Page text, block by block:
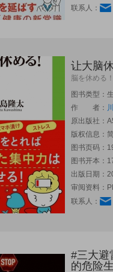
联系人：
让大脑
脳を休める！
图书类型：
作 者：
原出版社：
版权信息：
图书页码：
图书开本：
出版日期：
审阅资料：
联系人：
#三大
的危险